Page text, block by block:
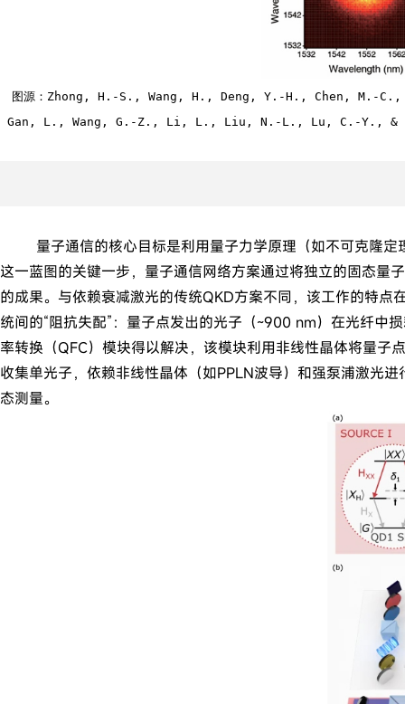
图源：Zhong, H.-S., Wang, H., Deng, Y.-H., Chen,
Gan, L., Wang, G.-Z., Li, L., Liu, N.-L., Lu, C.-Y., &
量子通信的核心目标是利用量子力学原理（如不可克隆定
这一蓝图的关键一步，量子通信网络方案通过将独立的固态量
的成果。与依赖衰减激光的传统QKD方案不同，该工作的特点
统间的“阻抗失配”：量子点发出的光子（~900 nm）在光纤中
率转换（QFC）模块得以解决，该模块利用非线性晶体将量子
收集单光子，依赖非线性晶体（如PPLN波导）和强泵浦激光
态测量。